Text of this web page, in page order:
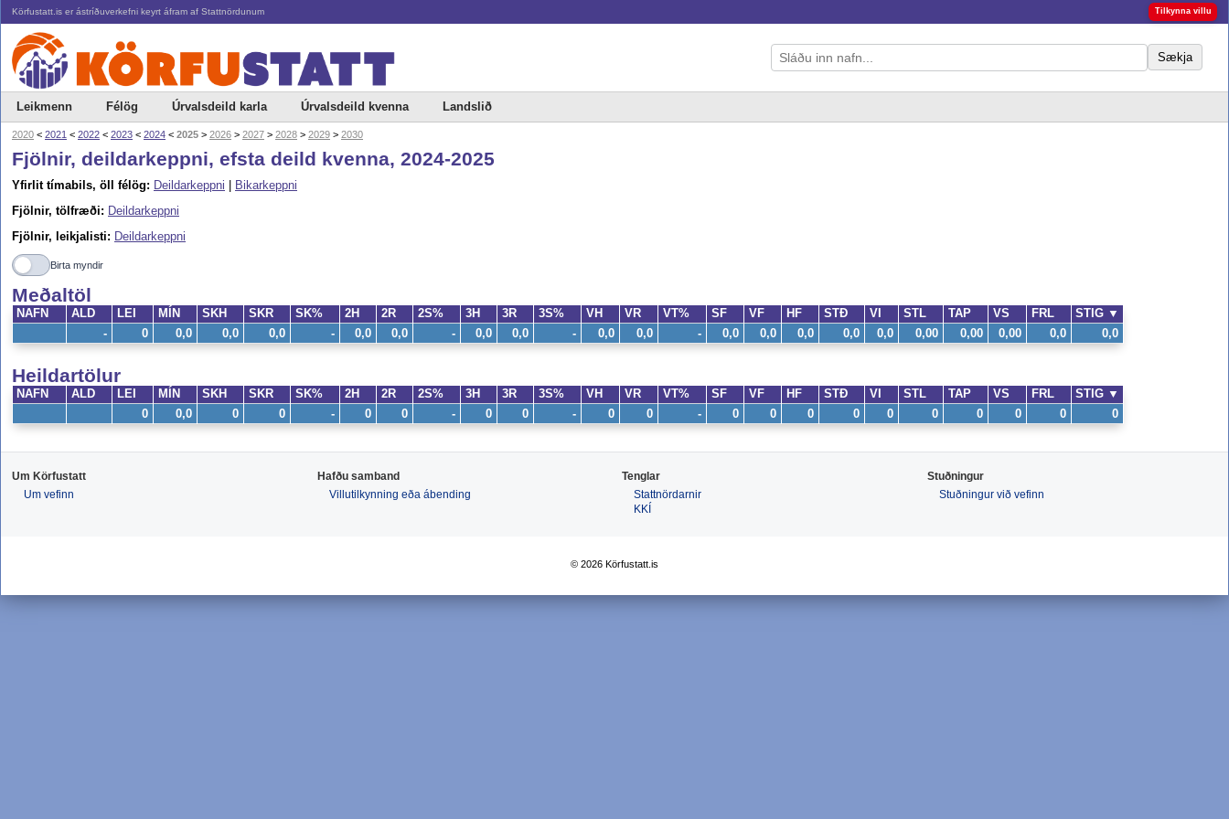
Körfustatt.is er ástríðuverkefni keyrt áfram af Stattnördunum Tilkynna villu
Sækja
Leikmenn Félög Úrvalsdeild karla Úrvalsdeild kvenna Landslið
2020 < 2021 < 2022 < 2023 < 2024 < 2025 > 2026 > 2027 > 2028 > 2029 > 2030
Fjölnir, deildarkeppni, efsta deild kvenna, 2024-2025
Yfirlit tímabils, öll félög: Deildarkeppni
Bikarkeppni
Fjölnir, tölfræði: Deildarkeppni
Fjölnir, leikjalisti: Deildarkeppni
Birta myndir
Heildartölur
NAFN ALD LEI MÍN SKH SKR SK% 2H 2R 2S% 3H 3R 3S% VH VR VT% SF VF HF STÐ VI STL TAP VS FRL STIG ▼
0 0,0 0 0 - 0 0 - 0 0 - 0 0 - 0 0 0 0 0 0 0 0 0 0
Meðaltöl
NAFN ALD LEI MÍN SKH SKR SK% 2H 2R 2S% 3H 3R 3S% VH VR VT% SF VF HF STÐ VI STL TAP VS FRL STIG ▼
- 0 0,0 0,0 0,0 - 0,0 0,0 - 0,0 0,0 - 0,0 0,0 - 0,0 0,0 0,0 0,0 0,0 0,00 0,00 0,00 0,0 0,0
Um Körfustatt
Um vefinn
Hafðu samband
Villutilkynning eða ábending
Tenglar
Stattnördarnir
KKÍ
Stuðningur
Stuðningur við vefinn
© 2026 Körfustatt.is